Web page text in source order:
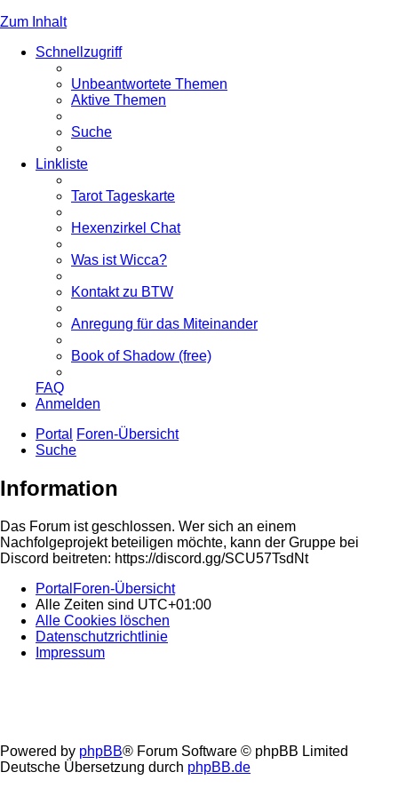
Zum Inhalt
Schnellzugriff
Unbeantwortete Themen
Aktive Themen
Suche
Linkliste
Tarot Tageskarte
Hexenzirkel Chat
Was ist Wicca?
Kontakt zu BTW
Anregung für das Miteinander
Book of Shadow (free)
FAQ
Anmelden
Portal
Foren-Übersicht
Suche
Information
Das Forum ist geschlossen. Wer sich an einem
Nachfolgeprojekt beteiligen möchte, kann der Gruppe bei
Discord beitreten: https://discord.gg/SCU57TsdNt
Portal Foren-Übersicht
Alle Zeiten sind UTC+01:00
Alle Cookies löschen
Datenschutzrichtlinie
Impressum
Powered by phpBB® Forum Software © phpBB Limited
Deutsche Übersetzung durch phpBB.de